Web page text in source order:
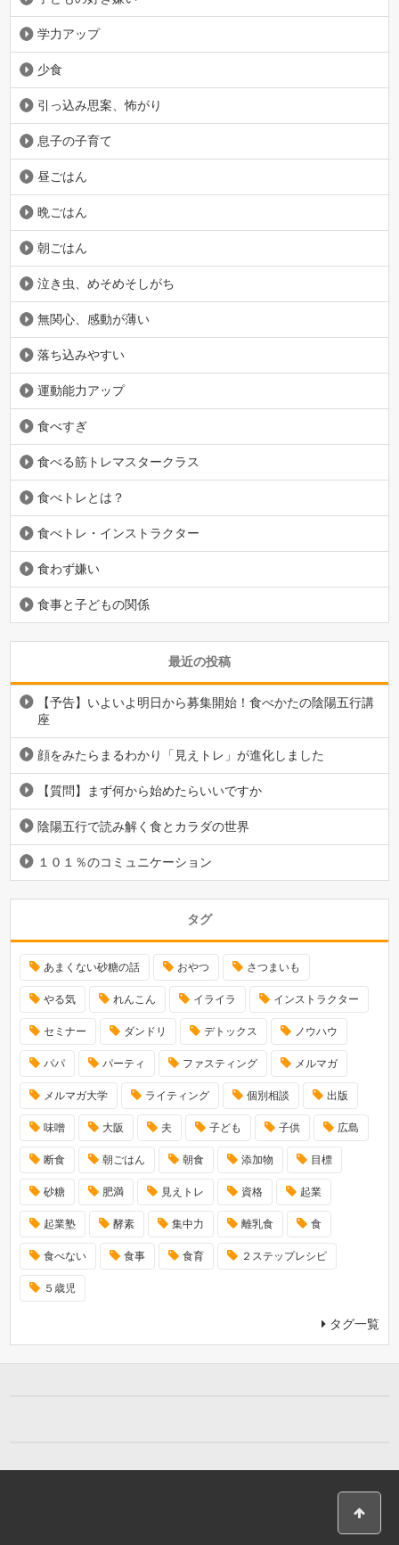
学力アップ
少食
引っ込み思案、怖がり
息子の子育て
昼ごはん
晩ごはん
朝ごはん
泣き虫、めそめそしがち
無関心、感動が薄い
落ち込みやすい
運動能力アップ
食べすぎ
食べる筋トレマスタークラス
食べトレとは？
食べトレ・インストラクター
食わず嫌い
食事と子どもの関係
最近の投稿
【予告】いよいよ明日から募集開始！食べかたの陰陽五行講
座
顔をみたらまるわかり「見えトレ」が進化しました
【質問】まず何から始めたらいいですか
陰陽五行で読み解く食とカラダの世界
１０１％のコミュニケーション
タグ
あまくない砂糖の話 おやつ さつまいも
やる気 れんこん イライラ インストラクター
セミナー ダンドリ デトックス ノウハウ
パパ パーティ ファスティング メルマガ
メルマガ大学 ライティング 個別相談 出版
味噌 大阪 夫 子ども 子供 広島
断食 朝ごはん 朝食 添加物 目標
砂糖 肥満 見えトレ 資格 起業
起業塾 酵素 集中力 離乳食 食
食べない 食事 食育 ２ステップレシピ
５歳児
タグ一覧